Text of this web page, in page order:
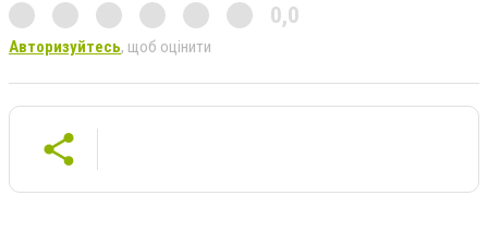
0,0
Авторизуйтесь, щоб оцінити